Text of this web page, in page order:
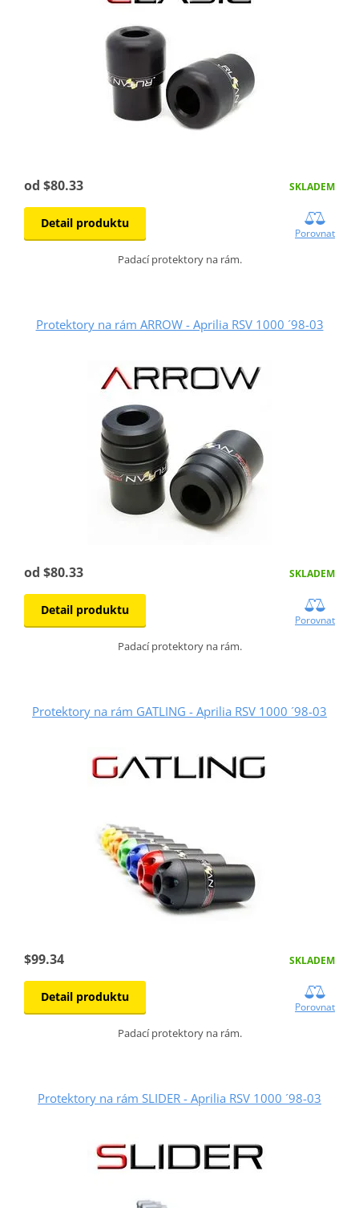
od $80.33 SKLADEM
Detail produktu
Porovnat
Padací protektory na rám.
Protektory na rám ARROW - Aprilia RSV 1000 ´98-03
od $80.33 SKLADEM
Detail produktu
Porovnat
Padací protektory na rám.
Protektory na rám GATLING - Aprilia RSV 1000 ´98-03
$99.34 SKLADEM
Detail produktu
Porovnat
Padací protektory na rám.
Protektory na rám SLIDER - Aprilia RSV 1000 ´98-03